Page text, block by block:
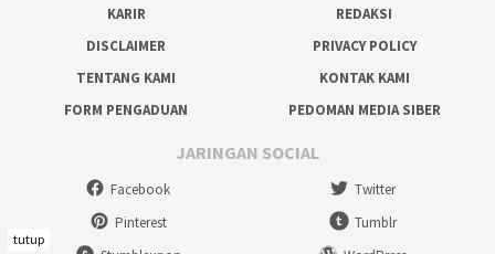
KARIR
REDAKSI
DISCLAIMER
PRIVACY POLICY
TENTANG KAMI
KONTAK KAMI
FORM PENGADUAN
PEDOMAN MEDIA SIBER
JARINGAN SOCIAL
Facebook
Twitter
Pinterest
Tumblr
tutup